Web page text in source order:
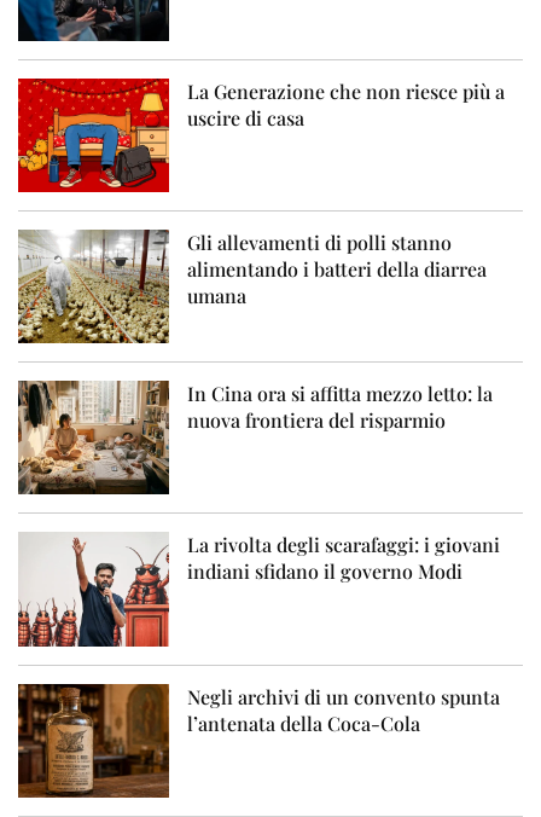
La Generazione che non riesce più a
uscire di casa
Gli allevamenti di polli stanno
alimentando i batteri della diarrea
umana
In Cina ora si affitta mezzo letto: la
nuova frontiera del risparmio
La rivolta degli scarafaggi: i giovani
indiani sfidano il governo Modi
Negli archivi di un convento spunta
l’antenata della Coca-Cola